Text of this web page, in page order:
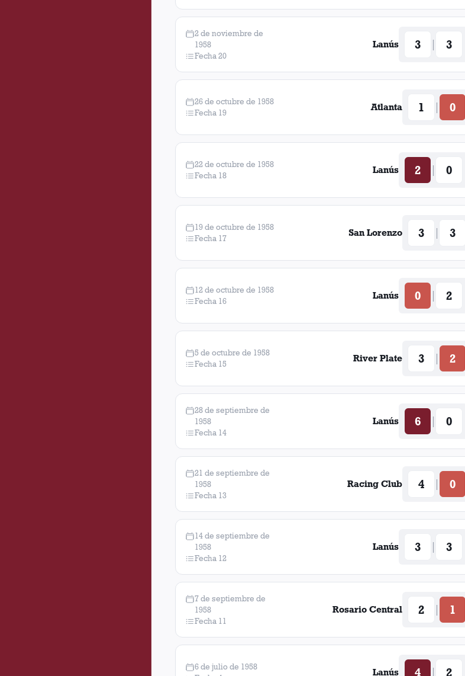
2 de noviembre de
1958
Fecha 20
Lanús 3 3
26 de octubre de 1958
Fecha 19
Atlanta 1 0
22 de octubre de 1958
Fecha 18
Lanús 2 0
19 de octubre de 1958
Fecha 17
San Lorenzo 3 3
12 de octubre de 1958
Fecha 16
Lanús 0 2
5 de octubre de 1958
Fecha 15
River Plate 3 2
28 de septiembre de
1958
Fecha 14
Lanús 6 0
21 de septiembre de
1958
Fecha 13
Racing Club 4 0
14 de septiembre de
1958
Fecha 12
Lanús 3 3
7 de septiembre de
1958
Fecha 11
Rosario Central 2 1
6 de julio de 1958
Lanús 4 2